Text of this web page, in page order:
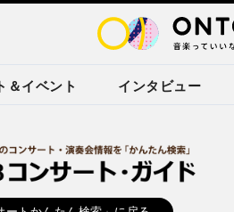
＆イベント インタビュー